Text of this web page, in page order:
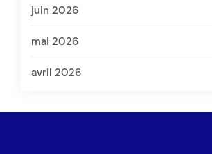
juin 2026
mai 2026
avril 2026